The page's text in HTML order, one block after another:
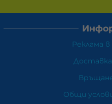
Реклама в
Общи